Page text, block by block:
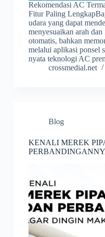
Rekomendasi AC
Fitur Paling
udara yang dapat
menyesuaikan arah dan
otomatis, bahkan
melalui aplikasi ponsel
nyata teknologi AC
crossmedial.net
Blog
KENALI MEREK